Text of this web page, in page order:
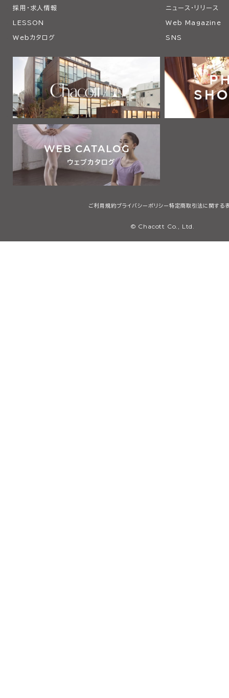
採用・求人情報 ニュース・リリース
LESSON Web Magazine
Webカタログ SNS
ご利用規約プライバシーポリシー 特定商取引法に関する
© Chacott Co., Ltd.